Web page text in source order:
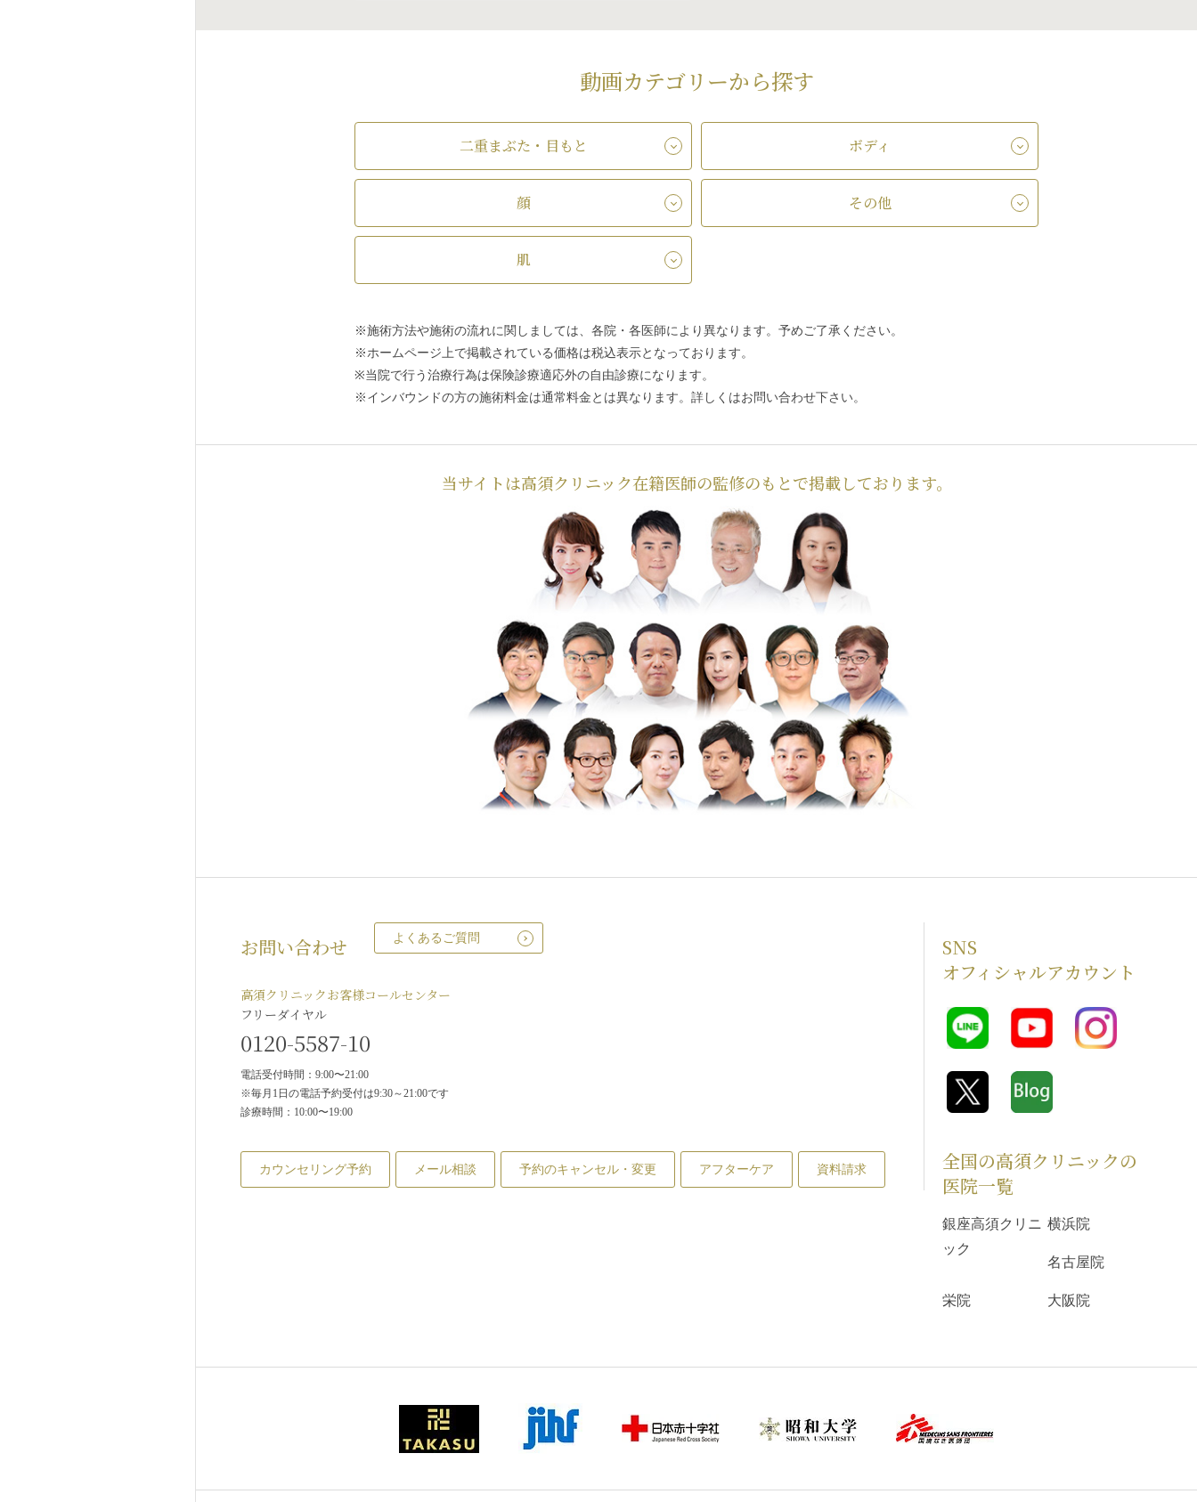
動画カテゴリーから探す
二重まぶた・目もと
顔
肌
ボディ
その他
※施術方法や施術の流れに関しましては、各院・各医師により異なります。予めご了承ください。
※ホームページ上で掲載されている価格は税込表示となっております。
※当院で行う治療行為は保険診療適応外の自由診療になります。
※インバウンドの方の施術料金は通常料金とは異なります。詳しくはお問い合わせ下さい。
当サイトは高須クリニック在籍医師の監修のもとで掲載しております。
お問い合わせ よくあるご質問
高須クリニックお客様コールセンター
フリーダイヤル
0120-5587-10
電話受付時間：9:00〜21:00
※毎月1日の電話予約受付は9:30～21:00です
診療時間：10:00〜19:00
カウンセリング予約 メール相談 予約のキャンセル・変更 アフターケア 資料請求
SNS
オフィシャルアカウント
全国の高須クリニックの
医院一覧
銀座高須クリニ
ック
横浜院
名古屋院
栄院 大阪院